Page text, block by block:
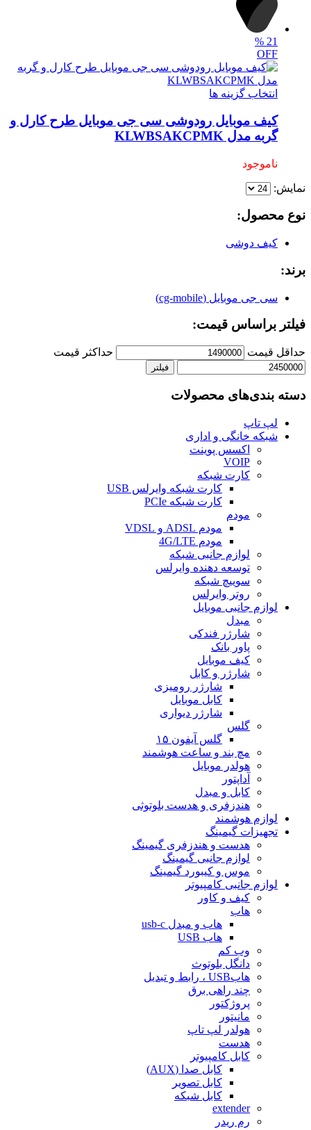
21
%
OFF
انتخاب گزینه ها
کیف موبایل رودوشی سی جی موبایل طرح کارل و
گربه مدل KLWBSAKCPMK
ناموجود
نمایش:
نوع محصول:
کیف دوشی
برند:
سی جی موبایل (cg-mobile)
فیلتر براساس قیمت:
حداقل قیمت حداكثر قيمت
فیلتر
دسته بندی‌های محصولات
لپ تاپ
شبکه خانگی و اداری
اکسس پوینت
VOIP
کارت شبکه
کارت شبکه وایرلس USB
کارت شبکه PCIe
مودم
مودم ADSL و VDSL
مودم 4G/LTE
لوازم جانبی شبکه
توسعه دهنده وایرلس
سوییچ شبکه
روتر وایرلس
لوازم جانبی موبایل
مبدل
شارژر فندکی
پاور بانک
کیف موبایل
شارژر و کابل
شارژر رومیزی
کابل موبایل
شارژر دیواری
گلس
گلس آیفون ۱۵
مچ بند و ساعت هوشمند
هولدر موبایل
آداپتور
کابل و مبدل
هندزفری و هدست بلوتوثی
لوازم هوشمند
تجهیزات گیمینگ
هدست و هندزفری گیمینگ
لوازم جانبی گیمینگ
موس و کیبورد گیمینگ
لوازم جانبی کامپیوتر
کیف و کاور
هاب
هاب و مبدل usb-c
هاب USB
وب کم
دانگل بلوتوث
هابUSB ، رابط و تبدیل
چند راهی برق
پروژکتور
مانیتور
هولدر لپ تاپ
هدست
کابل کامپیوتر
کابل صدا (AUX)
کابل تصویر
کابل شبکه
extender
رم ریدر